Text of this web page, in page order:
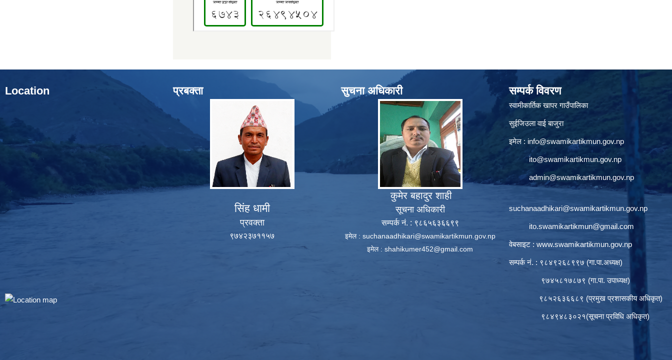
Location प्रबक्ता
सिंह धामी
प्रवक्ता
९७४२३७११५७
सुचना अधिकारी
कुमेर बहादुर शाही
सूचना अधिकारी
सम्पर्क नं. : ९८६५६३६६९९
इमेल : suchanaadhikari@swamikartikmun.gov.np
इमेल : shahikumer452@gmail.com
सम्पर्क विवरण
स्वामीकार्तिक खापर गाउँपालिका
सुईजिउला वाई बाजुरा
इमेल : info@swamikartikmun.gov.np
ito@swamikartikmun.gov.np
admin@swamikartikmun.gov.np
suchanaadhikari@swamikartikmun.gov.np
ito.swamikartikmun@gmail.com
वेबसाइट : www.swamikartikmun.gov.np
सम्पर्क नं. : ९८४९२६८९९७ (गा.पा.अध्यक्ष)
९७४५८१७८७९ (गा.पा. उपाध्यक्ष)
९८५२६३६६८९ (प्रमुख प्रशासकीय अधिकृत)
९८४९४८३०२१(सूचना प्रविधि अधिकृत)